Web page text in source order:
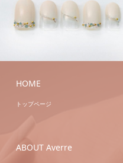
ハン
ルアートB ハンドネ
イル
HOME
トップページ
ABOUT Averre